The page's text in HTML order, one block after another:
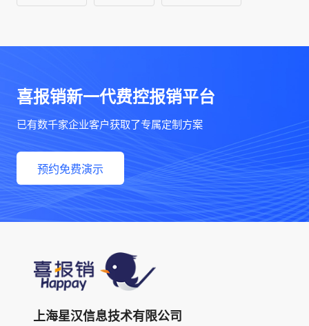
喜报销新一代费控报销平台
已有数千家企业客户获取了专属定制方案
预约免费演示
上海星汉信息技术有限公司